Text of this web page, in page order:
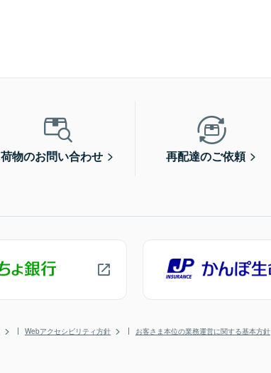
荷物のお問い合わせ 再配達のご依頼
Webアクセシビリティ方針 お客さま本位の業務運営に関する基本方針